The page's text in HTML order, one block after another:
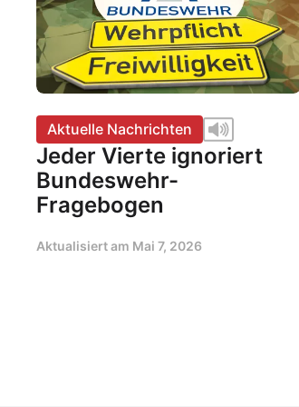
Aktuelle Nachrichten
Jeder Vierte ignoriert
Bundeswehr-
Fragebogen
Aktualisiert am Mai 7, 2026